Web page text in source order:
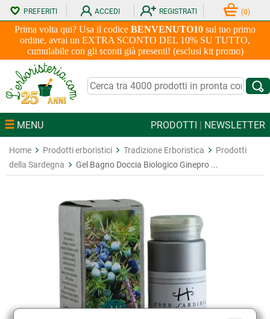
Prima volta qui? Usa il codice BENVENUTO10 sul tuo primo
ordine, avrai un EXTRA SCONTO DEL 10% SU TUTTO,
cumulabile con gli sconti già presenti! (esclusi kit promo)
PREFERITI ACCEDI REGISTRATI (0)
MENU PRODOTTI | NEWSLETTER
Home Prodotti erboristici Tradizione Erboristica
Prodotti
della Sardegna
Gel Bagno Doccia Biologico Ginepro ...